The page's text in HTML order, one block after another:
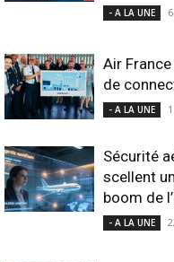
- A LA UNE
Air
de
- A LA UNE
Sécurité
scellent
boom de
- A LA UNE